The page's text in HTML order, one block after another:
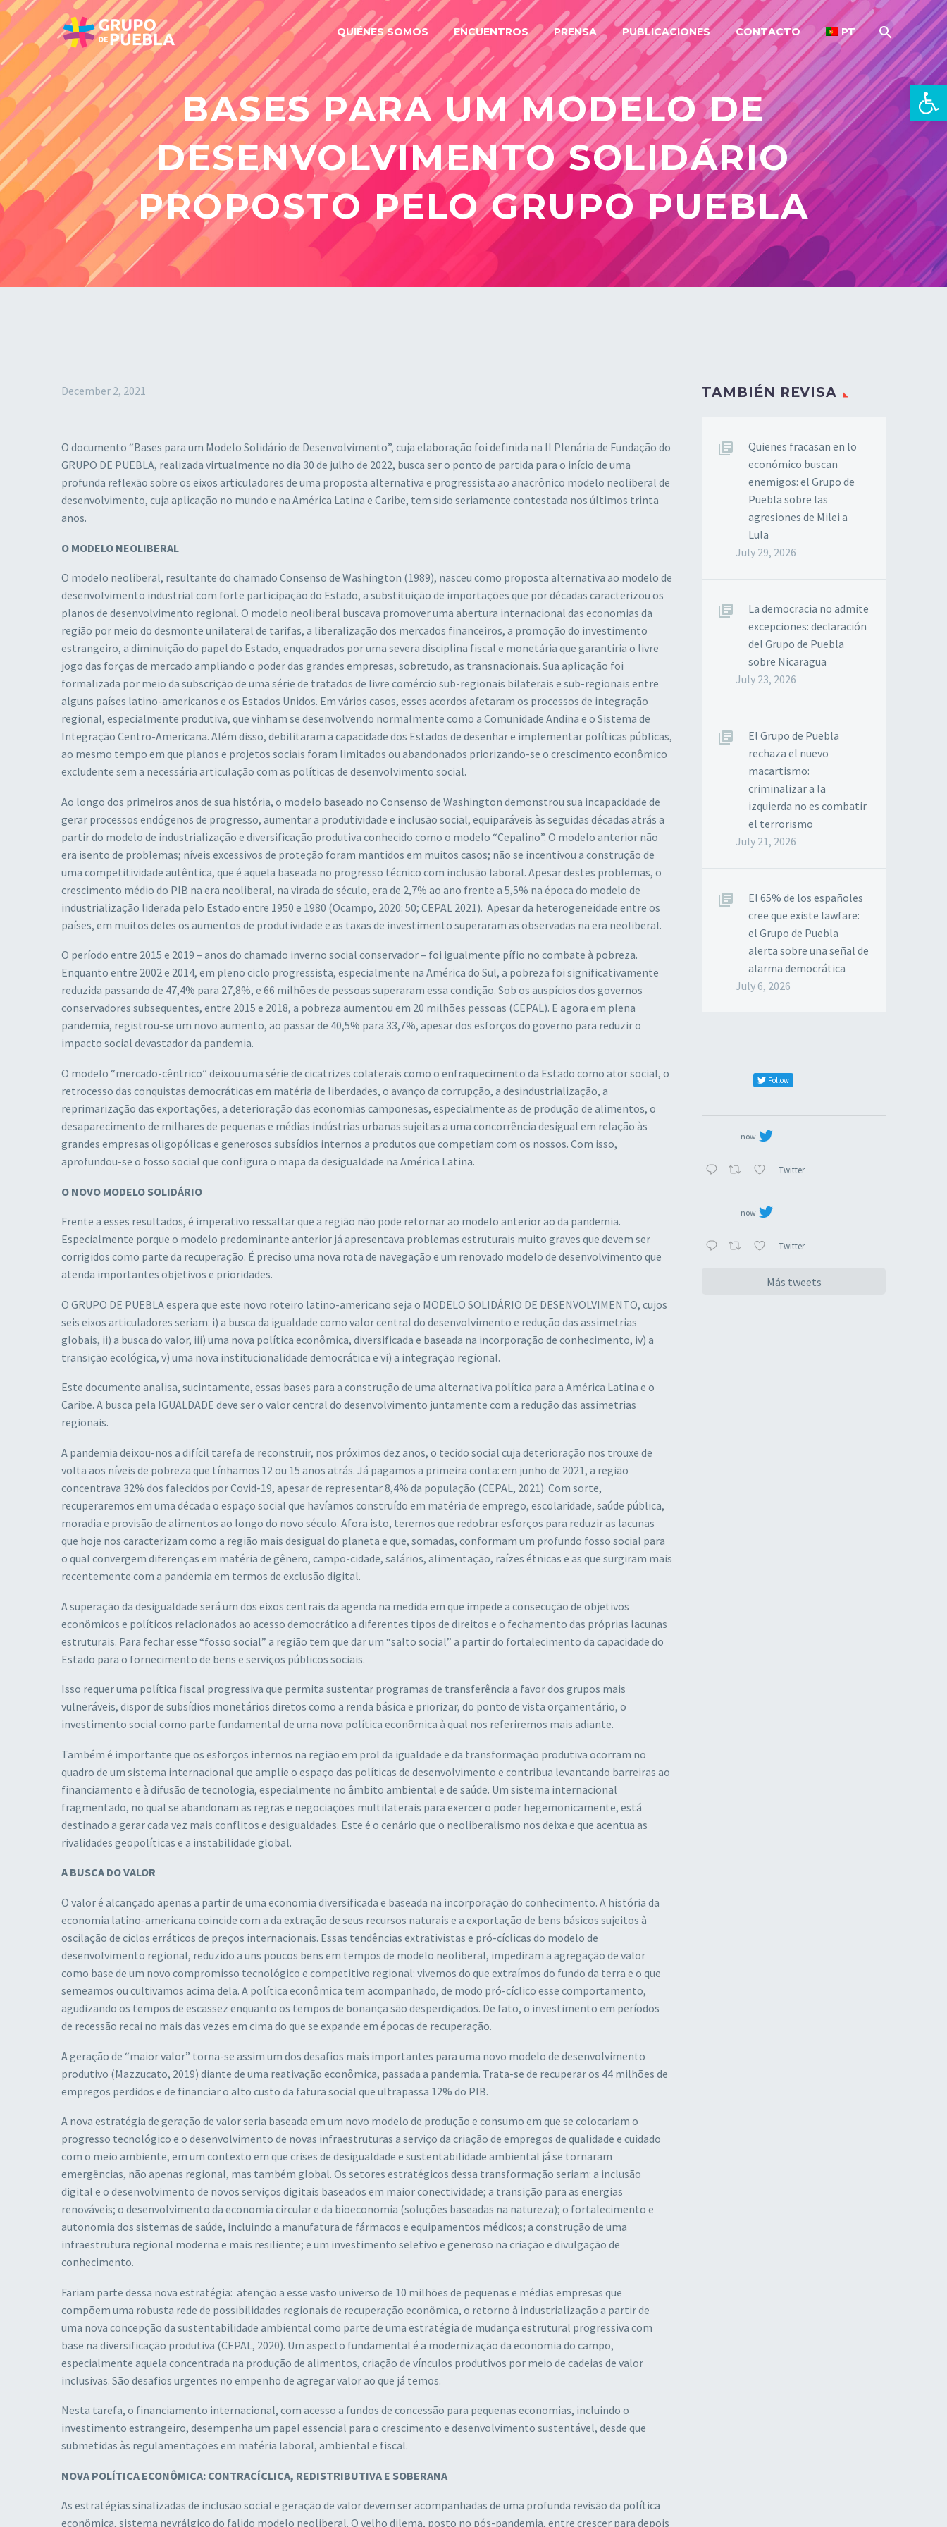
QUIÉNES SOMOS ENCUENTROS PRENSA PUBLICACIONES CONTACTO PT
BASES PARA UM MODELO DE
DESENVOLVIMENTO SOLIDÁRIO
PROPOSTO PELO GRUPO PUEBLA
December 2, 2021
O documento “Bases para um Modelo Solidário de Desenvolvimento”, cuja elaboração foi definida na II Plenária de Fundação do
GRUPO DE PUEBLA, realizada virtualmente no dia 30 de julho de 2022, busca ser o ponto de partida para o início de uma
profunda reflexão sobre os eixos articuladores de uma proposta alternativa e progressista ao anacrônico modelo neoliberal de
desenvolvimento, cuja aplicação no mundo e na América Latina e Caribe, tem sido seriamente contestada nos últimos trinta
anos.
O MODELO NEOLIBERAL
O modelo neoliberal, resultante do chamado Consenso de Washington (1989), nasceu como proposta alternativa ao modelo de
desenvolvimento industrial com forte participação do Estado, a substituição de importações que por décadas caracterizou os
planos de desenvolvimento regional. O modelo neoliberal buscava promover uma abertura internacional das economias da
região por meio do desmonte unilateral de tarifas, a liberalização dos mercados financeiros, a promoção do investimento
estrangeiro, a diminuição do papel do Estado, enquadrados por uma severa disciplina fiscal e monetária que garantiria o livre
jogo das forças de mercado ampliando o poder das grandes empresas, sobretudo, as transnacionais. Sua aplicação foi
formalizada por meio da subscrição de uma série de tratados de livre comércio sub-regionais bilaterais e sub-regionais entre
alguns países latino-americanos e os Estados Unidos. Em vários casos, esses acordos afetaram os processos de integração
regional, especialmente produtiva, que vinham se desenvolvendo normalmente como a Comunidade Andina e o Sistema de
Integração Centro-Americana. Além disso, debilitaram a capacidade dos Estados de desenhar e implementar políticas públicas,
ao mesmo tempo em que planos e projetos sociais foram limitados ou abandonados priorizando-se o crescimento econômico
excludente sem a necessária articulação com as políticas de desenvolvimento social.
Ao longo dos primeiros anos de sua história, o modelo baseado no Consenso de Washington demonstrou sua incapacidade de
gerar processos endógenos de progresso, aumentar a produtividade e inclusão social, equiparáveis às seguidas décadas atrás a
partir do modelo de industrialização e diversificação produtiva conhecido como o modelo “Cepalino”. O modelo anterior não
era isento de problemas; níveis excessivos de proteção foram mantidos em muitos casos; não se incentivou a construção de
uma competitividade autêntica, que é aquela baseada no progresso técnico com inclusão laboral. Apesar destes problemas, o
crescimento médio do PIB na era neoliberal, na virada do século, era de 2,7% ao ano frente a 5,5% na época do modelo de
industrialização liderada pelo Estado entre 1950 e 1980 (Ocampo, 2020: 50; CEPAL 2021). Apesar da heterogeneidade entre os
países, em muitos deles os aumentos de produtividade e as taxas de investimento superaram as observadas na era neoliberal.
O período entre 2015 e 2019 – anos do chamado inverno social conservador – foi igualmente pífio no combate à pobreza.
Enquanto entre 2002 e 2014, em pleno ciclo progressista, especialmente na América do Sul, a pobreza foi significativamente
reduzida passando de 47,4% para 27,8%, e 66 milhões de pessoas superaram essa condição. Sob os auspícios dos governos
conservadores subsequentes, entre 2015 e 2018, a pobreza aumentou em 20 milhões pessoas (CEPAL). E agora em plena
pandemia, registrou-se um novo aumento, ao passar de 40,5% para 33,7%, apesar dos esforços do governo para reduzir o
impacto social devastador da pandemia.
O modelo “mercado-cêntrico” deixou uma série de cicatrizes colaterais como o enfraquecimento da Estado como ator social, o
retrocesso das conquistas democráticas em matéria de liberdades, o avanço da corrupção, a desindustrialização, a
reprimarização das exportações, a deterioração das economias camponesas, especialmente as de produção de alimentos, o
desaparecimento de milhares de pequenas e médias indústrias urbanas sujeitas a uma concorrência desigual em relação às
grandes empresas oligopólicas e generosos subsídios internos a produtos que competiam com os nossos. Com isso,
aprofundou-se o fosso social que configura o mapa da desigualdade na América Latina.
O NOVO MODELO SOLIDÁRIO
Frente a esses resultados, é imperativo ressaltar que a região não pode retornar ao modelo anterior ao da pandemia.
Especialmente porque o modelo predominante anterior já apresentava problemas estruturais muito graves que devem ser
corrigidos como parte da recuperação. É preciso uma nova rota de navegação e um renovado modelo de desenvolvimento que
atenda importantes objetivos e prioridades.
O GRUPO DE PUEBLA espera que este novo roteiro latino-americano seja o MODELO SOLIDÁRIO DE DESENVOLVIMENTO, cujos
seis eixos articuladores seriam: i) a busca da igualdade como valor central do desenvolvimento e redução das assimetrias
globais, ii) a busca do valor, iii) uma nova política econômica, diversificada e baseada na incorporação de conhecimento, iv) a
transição ecológica, v) uma nova institucionalidade democrática e vi) a integração regional.
Este documento analisa, sucintamente, essas bases para a construção de uma alternativa política para a América Latina e o
Caribe. A busca pela IGUALDADE deve ser o valor central do desenvolvimento juntamente com a redução das assimetrias
regionais.
A pandemia deixou-nos a difícil tarefa de reconstruir, nos próximos dez anos, o tecido social cuja deterioração nos trouxe de
volta aos níveis de pobreza que tínhamos 12 ou 15 anos atrás. Já pagamos a primeira conta: em junho de 2021, a região
concentrava 32% dos falecidos por Covid-19, apesar de representar 8,4% da população (CEPAL, 2021). Com sorte,
recuperaremos em uma década o espaço social que havíamos construído em matéria de emprego, escolaridade, saúde pública,
moradia e provisão de alimentos ao longo do novo século. Afora isto, teremos que redobrar esforços para reduzir as lacunas
que hoje nos caracterizam como a região mais desigual do planeta e que, somadas, conformam um profundo fosso social para
o qual convergem diferenças em matéria de gênero, campo-cidade, salários, alimentação, raízes étnicas e as que surgiram mais
recentemente com a pandemia em termos de exclusão digital.
A superação da desigualdade será um dos eixos centrais da agenda na medida em que impede a consecução de objetivos
econômicos e políticos relacionados ao acesso democrático a diferentes tipos de direitos e o fechamento das próprias lacunas
estruturais. Para fechar esse “fosso social” a região tem que dar um “salto social” a partir do fortalecimento da capacidade do
Estado para o fornecimento de bens e serviços públicos sociais.
Isso requer uma política fiscal progressiva que permita sustentar programas de transferência a favor dos grupos mais
vulneráveis, dispor de subsídios monetários diretos como a renda básica e priorizar, do ponto de vista orçamentário, o
investimento social como parte fundamental de uma nova política econômica à qual nos referiremos mais adiante.
Também é importante que os esforços internos na região em prol da igualdade e da transformação produtiva ocorram no
quadro de um sistema internacional que amplie o espaço das políticas de desenvolvimento e contribua levantando barreiras ao
financiamento e à difusão de tecnologia, especialmente no âmbito ambiental e de saúde. Um sistema internacional
fragmentado, no qual se abandonam as regras e negociações multilaterais para exercer o poder hegemonicamente, está
destinado a gerar cada vez mais conflitos e desigualdades. Este é o cenário que o neoliberalismo nos deixa e que acentua as
rivalidades geopolíticas e a instabilidade global.
A BUSCA DO VALOR
O valor é alcançado apenas a partir de uma economia diversificada e baseada na incorporação do conhecimento. A história da
economia latino-americana coincide com a da extração de seus recursos naturais e a exportação de bens básicos sujeitos à
oscilação de ciclos erráticos de preços internacionais. Essas tendências extrativistas e pró-cíclicas do modelo de
desenvolvimento regional, reduzido a uns poucos bens em tempos de modelo neoliberal, impediram a agregação de valor
como base de um novo compromisso tecnológico e competitivo regional: vivemos do que extraímos do fundo da terra e o que
semeamos ou cultivamos acima dela. A política econômica tem acompanhado, de modo pró-cíclico esse comportamento,
agudizando os tempos de escassez enquanto os tempos de bonança são desperdiçados. De fato, o investimento em períodos
de recessão recai no mais das vezes em cima do que se expande em épocas de recuperação.
A geração de “maior valor” torna-se assim um dos desafios mais importantes para uma novo modelo de desenvolvimento
produtivo (Mazzucato, 2019) diante de uma reativação econômica, passada a pandemia. Trata-se de recuperar os 44 milhões de
empregos perdidos e de financiar o alto custo da fatura social que ultrapassa 12% do PIB.
A nova estratégia de geração de valor seria baseada em um novo modelo de produção e consumo em que se colocariam o
progresso tecnológico e o desenvolvimento de novas infraestruturas a serviço da criação de empregos de qualidade e cuidado
com o meio ambiente, em um contexto em que crises de desigualdade e sustentabilidade ambiental já se tornaram
emergências, não apenas regional, mas também global. Os setores estratégicos dessa transformação seriam: a inclusão
digital e o desenvolvimento de novos serviços digitais baseados em maior conectividade; a transição para as energias
renováveis; o desenvolvimento da economia circular e da bioeconomia (soluções baseadas na natureza); o fortalecimento e
autonomia dos sistemas de saúde, incluindo a manufatura de fármacos e equipamentos médicos; a construção de uma
infraestrutura regional moderna e mais resiliente; e um investimento seletivo e generoso na criação e divulgação de
conhecimento.
Fariam parte dessa nova estratégia: atenção a esse vasto universo de 10 milhões de pequenas e médias empresas que
compõem uma robusta rede de possibilidades regionais de recuperação econômica, o retorno à industrialização a partir de
uma nova concepção da sustentabilidade ambiental como parte de uma estratégia de mudança estrutural progressiva com
base na diversificação produtiva (CEPAL, 2020). Um aspecto fundamental é a modernização da economia do campo,
especialmente aquela concentrada na produção de alimentos, criação de vínculos produtivos por meio de cadeias de valor
inclusivas. São desafios urgentes no empenho de agregar valor ao que já temos.
Nesta tarefa, o financiamento internacional, com acesso a fundos de concessão para pequenas economias, incluindo o
investimento estrangeiro, desempenha um papel essencial para o crescimento e desenvolvimento sustentável, desde que
submetidas às regulamentações em matéria laboral, ambiental e fiscal.
NOVA POLÍTICA ECONÔMICA: CONTRACÍCLICA, REDISTRIBUTIVA E SOBERANA
As estratégias sinalizadas de inclusão social e geração de valor devem ser acompanhadas de uma profunda revisão da política
econômica, sistema nevrálgico do falido modelo neoliberal. O velho dilema, posto no pós-pandemia, entre crescer para depois
TAMBIÉN REVISA
Quienes fracasan en lo
económico buscan
enemigos: el Grupo de
Puebla sobre las
agresiones de Milei a
Lula
July 29, 2026
La democracia no admite
excepciones: declaración
del Grupo de Puebla
sobre Nicaragua
July 23, 2026
El Grupo de Puebla
rechaza el nuevo
macartismo:
criminalizar a la
izquierda no es combatir
el terrorismo
July 21, 2026
El 65% de los españoles
cree que existe lawfare:
el Grupo de Puebla
alerta sobre una señal de
alarma democrática
July 6, 2026
Follow
now
Twitter
now
Twitter
Más tweets